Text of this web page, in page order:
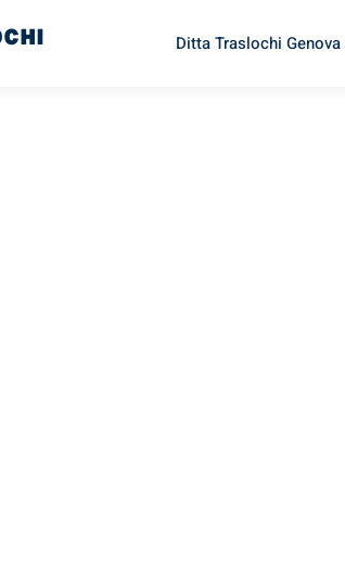
Ditta Traslochi Genova